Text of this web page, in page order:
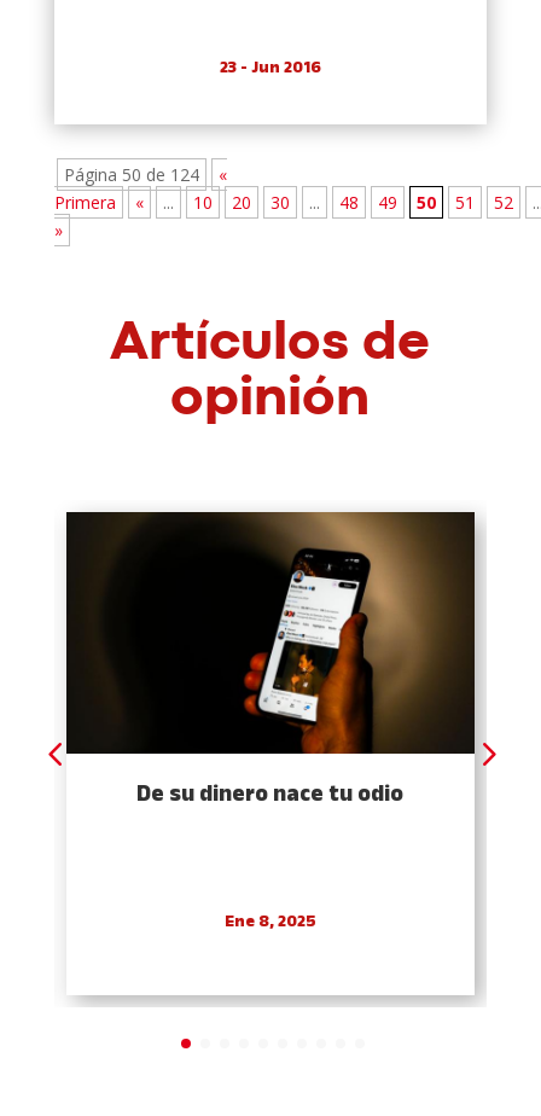
23 - Jun 2016
Página 50 de 124
«
Primera
« ... 10 20 30 ... 48 49 50 51 52
»
Artículos de
opinión
De su dinero nace tu odio
Ene 8, 2025